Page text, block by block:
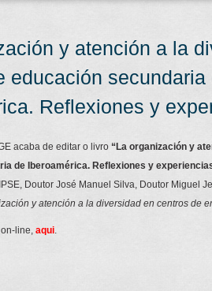
y atención a la
educación secundaria
Reflexiones y
acaba de editar o livro “La organización y
de Iberoamérica. Reflexiones y
Doutor José Manuel Silva, Doutor Miguel
y atención a la diversidad en centros de
line, aqui.